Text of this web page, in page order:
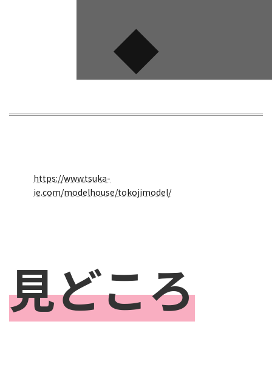
◆
https://www.tsuka-
ie.com/modelhouse/tokojimodel/
見どころ